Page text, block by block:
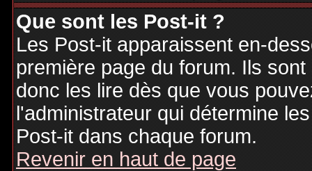
Que sont les Post-it ?
Les Post-it apparaissent en-
première page du forum. Ils
donc les lire dès que vous
l'administrateur qui détermine
Post-it dans chaque forum.
Revenir en haut de page